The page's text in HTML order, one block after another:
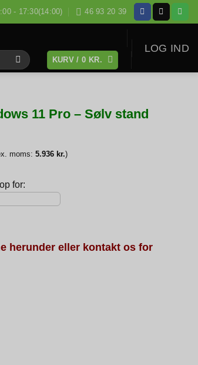
- 17:30(14:00) 46 93 20 39
KURV /0 KR.
LOG IND
11 Pro – Sølv stand
moms:5.936 kr.)
for:
herunder eller kontakt os for